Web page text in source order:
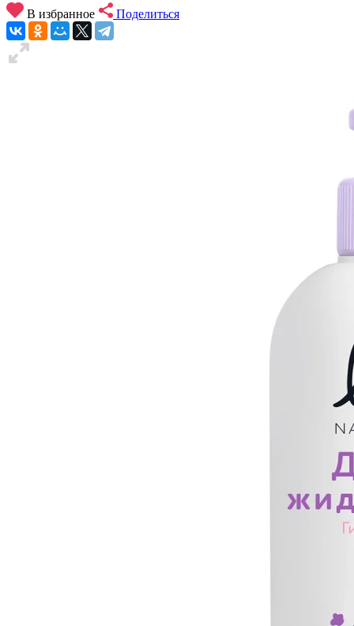
В избранное Поделиться